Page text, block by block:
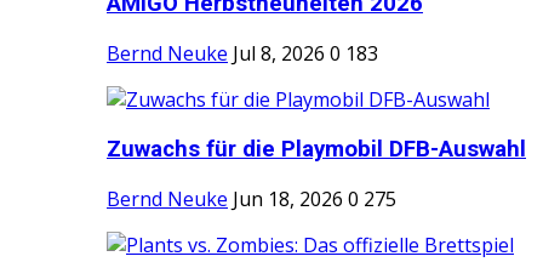
Bernd Neuke Jul 8, 2026 0 183
Zuwachs für die Playmobil DFB-Auswahl
Bernd Neuke Jun 18, 2026 0 275